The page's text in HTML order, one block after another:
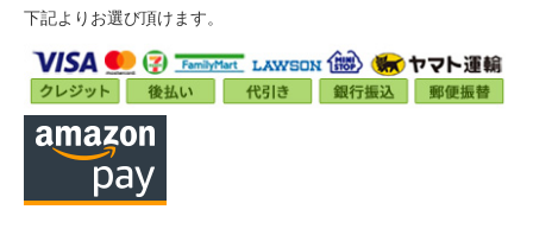
下記よりお選び頂けます。